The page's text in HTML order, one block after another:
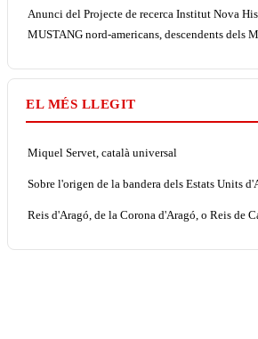
Anunci del Projecte de recerca Institut Nova
MUSTANG nord-americans, descendents dels
EL MÉS LLEGIT
Miquel Servet, català universal
Sobre l'origen de la bandera dels Estats Units
Reis d'Aragó, de la Corona d'Aragó, o Reis de